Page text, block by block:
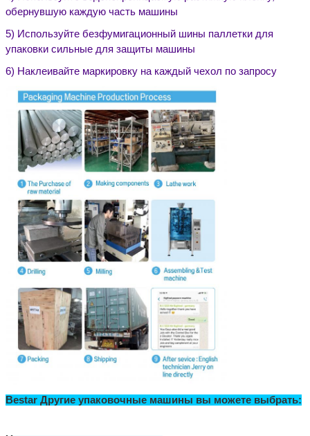
обернувшую каждую часть машины
5) Используйте безфумигационный шины паллетки для
упаковки сильные для защиты машины
6) Наклеивайте маркировку на каждый чехол по запросу
Bestar Другие упаковочные машины вы можете выбрать: